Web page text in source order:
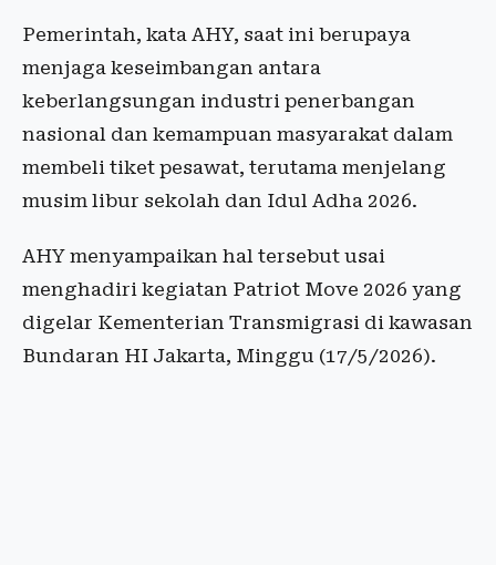
Pemerintah, kata AHY, saat ini berupaya
menjaga keseimbangan antara
keberlangsungan industri penerbangan
nasional dan kemampuan masyarakat dalam
membeli tiket pesawat, terutama menjelang
musim libur sekolah dan Idul Adha 2026.
AHY menyampaikan hal tersebut usai
menghadiri kegiatan Patriot Move 2026 yang
digelar Kementerian Transmigrasi di kawasan
Bundaran HI Jakarta, Minggu (17/5/2026).